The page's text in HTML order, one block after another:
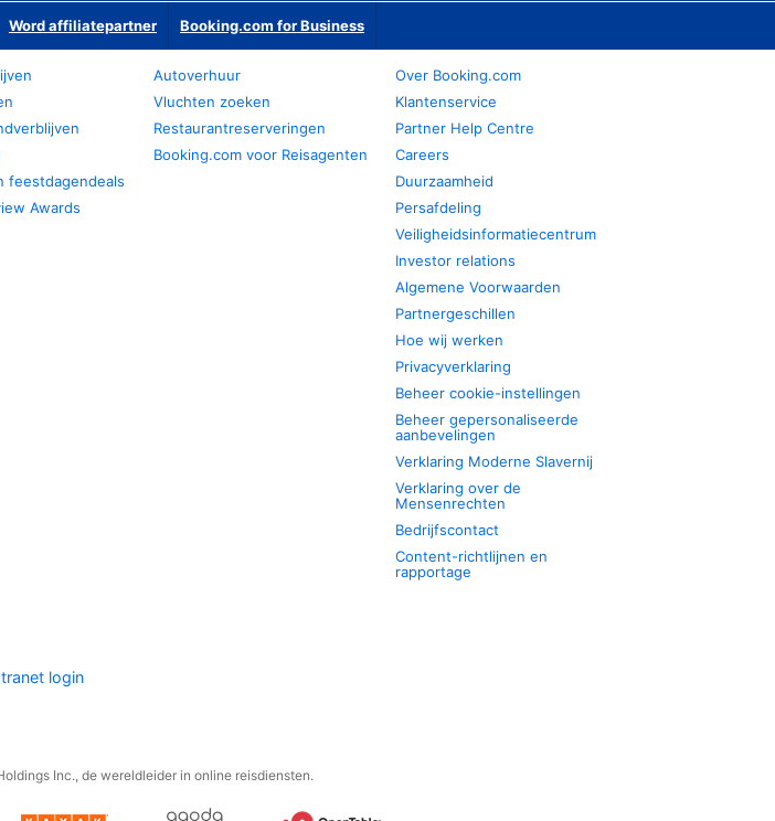
Word affiliatepartner Booking.com for Business
feestdagendeals
Awards
Autoverhuur
Vluchten zoeken
Restaurantreserveringen
Booking.com voor Reisagenten
Over Booking.com
Klantenservice
Partner Help Centre
Careers
Duurzaamheid
Persafdeling
Veiligheidsinformatiecentrum
Investor relations
Algemene Voorwaarden
Partnergeschillen
Hoe wij werken
Privacyverklaring
Beheer cookie-instellingen
Beheer gepersonaliseerde
aanbevelingen
Verklaring Moderne Slavernij
Verklaring over de
Mensenrechten
Bedrijfscontact
Content-richtlijnen en
rapportage
login
Inc., de wereldleider in online reisdiensten.